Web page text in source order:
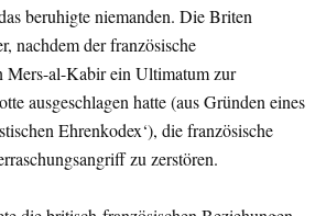
beruhigte niemanden. Die Briten
nachdem der französische
Mers-al-Kabir ein Ultimatum zur
ausgeschlagen hatte (aus Gründen eines
Ehrenkodex‘), die französische
zu zerstören.